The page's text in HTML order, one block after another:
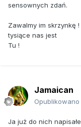
sensownych zdań.
Zawalmy im skrzynkę !
tysiące nas jest
Tu !
Jamaican
Opublikowano
Ja już do nich